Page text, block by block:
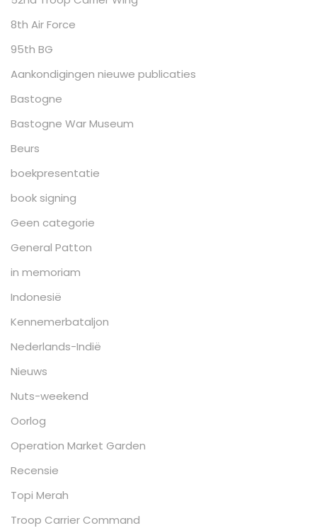
8th Air Force
95th BG
Aankondigingen nieuwe publicaties
Bastogne
Bastogne War Museum
Beurs
boekpresentatie
book signing
Geen categorie
General Patton
in memoriam
Indonesië
Kennemerbataljon
Nederlands-Indië
Nieuws
Nuts-weekend
Oorlog
Operation Market Garden
Recensie
Topi Merah
Troop Carrier Command